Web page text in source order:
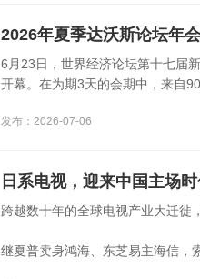
2026年夏季达沃斯论坛年
6月23日，世界经济论坛第十七届
开幕。在为期3天的会期中，来自90
发布：2026-07-06
日系电视，迎来中国主场
跨越数十年的全球电视产业大迁徙
继夏普卖身鸿海、东芝易主海信，